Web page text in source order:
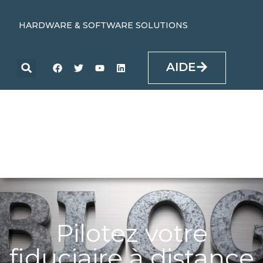
HARDWARE & SOFTWARE SOLUTIONS
AIDE
Pilotez votre